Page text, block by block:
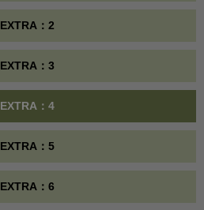
EXTRA：2
EXTRA：3
EXTRA：4
EXTRA：5
EXTRA：6